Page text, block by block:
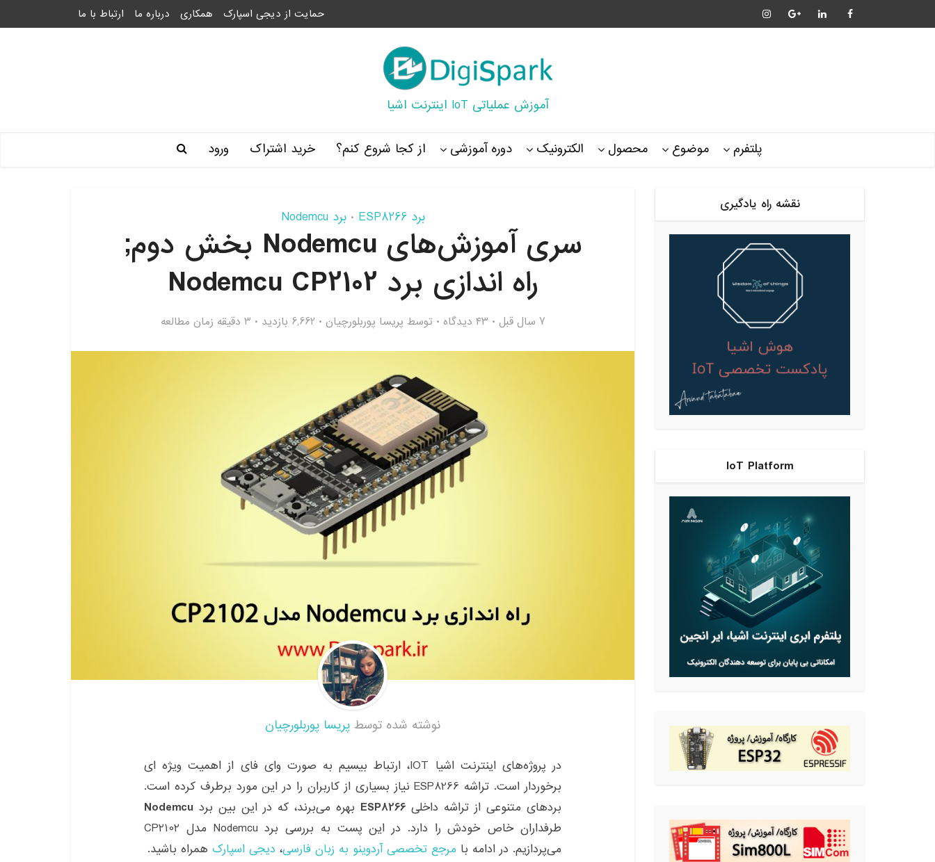
حمایت از دیجی اسپارک همکاری درباره ما ارتباط با ما
آموزش عملیاتی IoT اینترنت اشیا
پلتفرم موضوع محصول الکترونیک دوره آموزشی از کجا شروع کنم؟ خرید اشتراک ورود
برد ESP8266 • برد Nodemcu
سری آموزش‌های Nodemcu بخش دوم;
راه اندازی برد Nodemcu CP2102
7 سال قبل ۴۳ دیدگاه توسط پریسا پوربلورچیان 6,662 بازدید 3 دقیقه زمان مطالعه
نوشته شده توسط پریسا پوربلورچیان
در پروژه‌های اینترنت اشیا IOT، ارتباط بیسیم به صورت وای فای از اهمیت ویژه ای
برخوردار است. تراشه ESP8266 نیاز بسیاری از کاربران را در این مورد برطرف کرده است.
بردهای متنوعی از تراشه داخلی ESP8266 بهره می‌برند، که در این بین برد Nodemcu
طرفداران خاص خودش را دارد. در این پست به بررسی برد Nodemcu مدل CP2102
می‌پردازیم. در ادامه با مرجع تخصصی آردوینو به زبان فارسی، دیجی اسپارک همراه باشید.
نقشه راه یادگیری
IoT Platform